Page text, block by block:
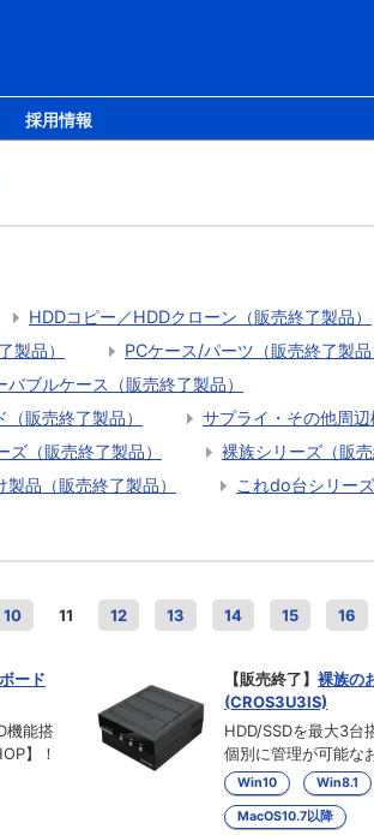
採用情報
HDDコピー／HDDクローン（販売終了製品）
製品）
PCケース/パーツ（販売終了製品
バブルケース（販売終了製品）
（販売終了製品）
サプライ・その他周辺
（販売終了製品）
裸族シリーズ（販売
製品（販売終了製品）
これdo台シリー
10 11 12 13 14 15 16
ード
機能搭
】！
【販売終了】裸族の
(CROS3U3IS)
HDD/SSDを最大3台
個別に管理が可能な
Win10 Win8.1
MacOS10.7以降